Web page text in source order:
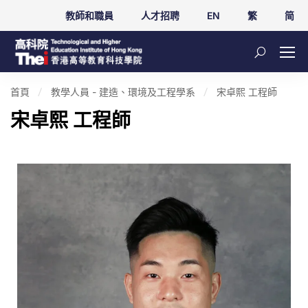
教師和職員 人才招聘 EN 繁 简
首頁 教學人員 - 建造、環境及工程學系 宋卓熙 工程師
宋卓熙 工程師